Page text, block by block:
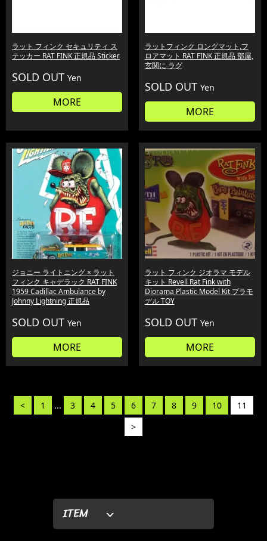
ITEM
ラット フィンク セキュリティ ス
テッカー RAT FINK 正規品 Sticker
SOLD OUT Yen
MORE
ラットフィンク ロングマット,フ
ロアマット RAT FINK 正規品 部屋,
玄関に ラグ
SOLD OUT Yen
MORE
ジョニー ライトニング × ラット
フィンク キャデラック RAT FINK
1959 Cadillac Ambulance by
Johnny Lightning 正規品
SOLD OUT Yen
MORE
ラット フィンク ジオラマ モデル
キット Revell Rat Fink with
Diorama Plastic Model Kit プラモ
デル TOY
SOLD OUT Yen
MORE
< 1 ... 3 4 5 6 7 8 9 10
11
>